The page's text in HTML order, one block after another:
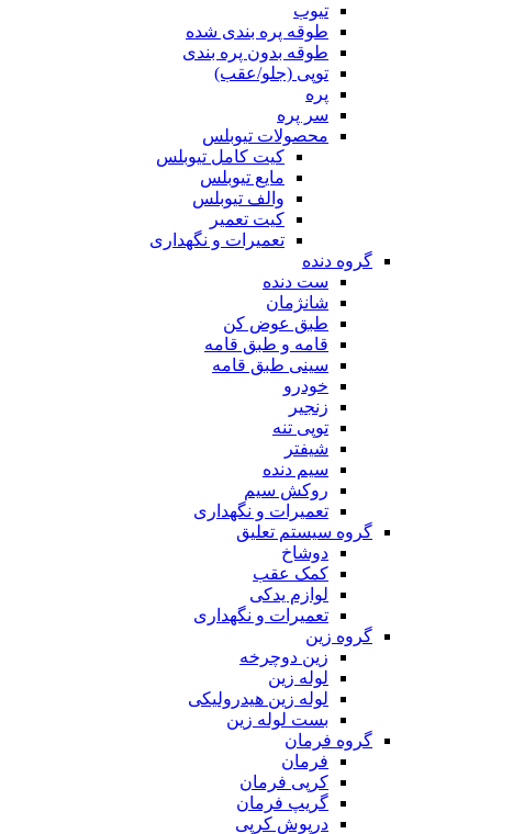
تیوب
طوقه پره بندی شده
طوقه بدون پره بندی
توپی (جلو/عقب)
پره
سر پره
محصولات تیوبلس
کیت کامل تیوبلس
مایع تیوبلس
والف تیوبلس
کیت تعمیر
تعمیرات و نگهداری
گروه دنده
ست دنده
شانژمان
طبق عوض کن
قامه و طبق قامه
سینی طبق قامه
خودرو
زنجیر
توپی تنه
شیفتر
سیم دنده
روکش سیم
تعمیرات و نگهداری
گروه سیستم تعلیق
دوشاخ
کمک عقب
لوازم یدکی
تعمیرات و نگهداری
گروه زین
زین دوچرخه
لوله زین
لوله زین هیدرولیکی
بست لوله زین
گروه فرمان
فرمان
کرپی فرمان
گریپ فرمان
درپوش کرپی